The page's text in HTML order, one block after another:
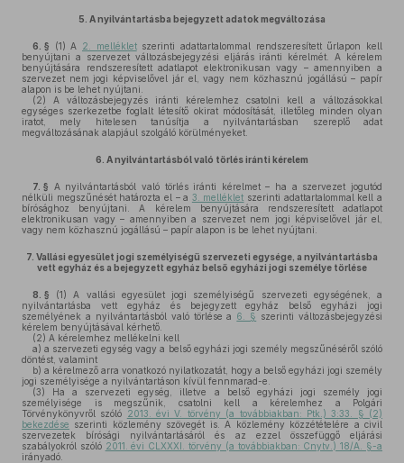
5. A nyilvántartásba bejegyzett adatok megváltozása
6. § (1) A 2. mellékletszerinti adattartalommal rendszeresített űrlapon kell
benyújtani a szervezet változásbejegyzési eljárás iránti kérelmét. A kérelem
benyújtására rendszeresített adatlapot elektronikusan vagy – amennyiben a
szervezet nem jogi képviselővel jár el, vagy nem közhasznú jogállású – papír
alapon is be lehet nyújtani.
(2) A változásbejegyzés iránti kérelemhez csatolni kell a változásokkal
egységes szerkezetbe foglalt létesítő okirat módosítását, illetőleg minden olyan
iratot, mely hitelesen tanúsítja a nyilvántartásban szereplő adat
megváltozásának alapjául szolgáló körülményeket.
6. A nyilvántartásból való törlés iránti kérelem
7. § A nyilvántartásból való törlés iránti kérelmet – ha a szervezet jogutód
nélküli megszűnését határozta el – a 3. melléklet szerinti adattartalommal kell a
bírósághoz benyújtani. A kérelem benyújtására rendszeresített adatlapot
elektronikusan vagy – amennyiben a szervezet nem jogi képviselővel jár el,
vagy nem közhasznú jogállású – papír alapon is be lehet nyújtani.
7. Vallási egyesület jogi személyiségű szervezeti egysége, a nyilvántartásba
vett egyház és a bejegyzett egyház belső egyházi jogi személye törlése
8. § (1)
A vallási egyesület jogi személyiségű szervezeti egységének, a
nyilvántartásba vett egyház és bejegyzett egyház belső egyházi jogi
személyének a nyilvántartásból való törlése a 6. § szerinti változásbejegyzési
kérelem benyújtásával kérhető.
(2) A kérelemhez mellékelni kell
a) a szervezeti egység vagy a belső egyházi jogi személy megszűnéséről szóló
döntést, valamint
b) a kérelmező arra vonatkozó nyilatkozatát, hogy a belső egyházi jogi személy
jogi személyisége a nyilvántartáson kívül fennmarad-e.
(3) Ha a szervezeti egység, illetve a belső egyházi jogi személy jogi
személyisége is megszűnik, csatolni kell a kérelemhez a Polgári
Törvénykönyvről szóló 2013. évi V. törvény (a továbbiakban: Ptk.) 3:33. § (2)
bekezdése szerinti közlemény szövegét is. A közlemény közzétételére a civil
szervezetek bírósági nyilvántartásáról és az ezzel összefüggő eljárási
szabályokról szóló 2011. évi CLXXXI. törvény (a továbbiakban: Cnytv.) 18/A. §-a
irányadó.